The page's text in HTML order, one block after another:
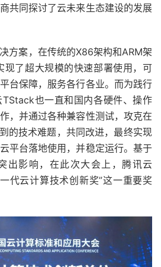
共同探讨了云未来生态建设的发展
方案，在传统的X86架构和ARM架
现了超大规模的快速部署使用，可
台保障，服务各行各业。而为践行
也一直和国内各硬件、操作
，并通过各种兼容性测试，攻克在
的技术难题，共同改进，最终实现
平台落地使用，并稳定运行。基于
出影响，在此次大会上，腾讯云
代云计算技术创新奖”这一重要奖